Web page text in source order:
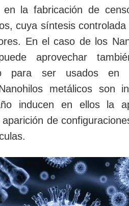
en la fabricación de
cuya síntesis
En el caso de los
aprovechar
para ser usados en
metálicos son
inducen en ellos la
de